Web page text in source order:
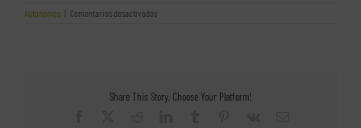
Autónomos | Comentarios desactivadosen
Madrid
Share This Story, Choose Your Platform!